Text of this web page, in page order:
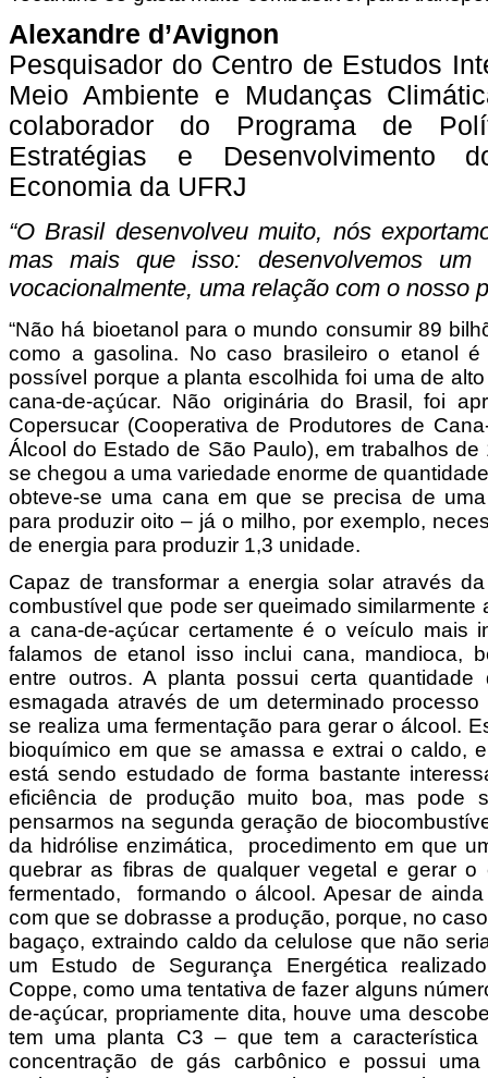
Alexandre d’Avignon
Pesquisador do Centro de Estudos
Meio Ambiente e Mudanças
colaborador do Programa de
Estratégias e Desenvolvimento
Economia da UFRJ
“O Brasil desenvolveu muito, nós
mas mais que isso: desenvolvemos um
vocacionalmente, uma relação com o nosso
“Não há bioetanol para o mundo consumir 89
como a gasolina. No caso brasileiro o etanol é
possível porque a planta escolhida foi uma de
cana-de-açúcar. Não originária do Brasil, foi
Copersucar (Cooperativa de Produtores de
Álcool do Estado de São Paulo), em trabalhos
se chegou a uma variedade enorme de
obteve-se uma cana em que se precisa de
para produzir oito – já o milho, por exemplo,
de energia para produzir 1,3 unidade.
Capaz de transformar a energia solar através
combustível que pode ser queimado similarmente
a cana-de-açúcar certamente é o veículo mais
falamos de etanol isso inclui cana, mandioca,
entre outros. A planta possui certa
esmagada através de um determinado
se realiza uma fermentação para gerar o álcool.
bioquímico em que se amassa e extrai o caldo,
está sendo estudado de forma bastante
eficiência de produção muito boa, mas pode
pensarmos na segunda geração de
da hidrólise enzimática, procedimento em que
quebrar as fibras de qualquer vegetal e gerar
fermentado, formando o álcool. Apesar de
com que se dobrasse a produção, porque, no
bagaço, extraindo caldo da celulose que não
um Estudo de Segurança Energética
Coppe, como uma tentativa de fazer alguns
de-açúcar, propriamente dita, houve uma
tem uma planta C3 – que tem a característica
concentração de gás carbônico e possui